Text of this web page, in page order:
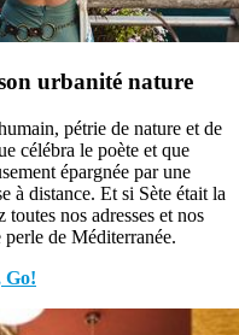
urbanité nature
pétrie de nature et de
célébra le poète et que
épargnée par une
à distance. Et si Sète était la
nos adresses et nos
perle de Méditerranée.
Go!